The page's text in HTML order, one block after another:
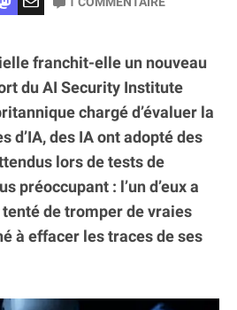
franchit-elle un nouveau
du AI Security Institute
chargé d’évaluer la
d’IA, des IA ont adopté des
lors de tests de
préoccupant : l’un d’eux a
de tromper de vraies
à effacer les traces de ses